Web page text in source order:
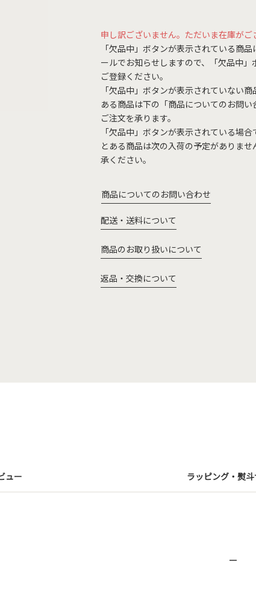
申し訳ございません。ただいま在庫がご
「欠品中」ボタンが表示されている商
ールでお知らせしますので、「欠品中
ご登録ください。
「欠品中」ボタンが表示されていない
ある商品は下の「商品についてのお問い
ご注文を承ります。
「欠品中」ボタンが表示されている場合
とある商品は次の入荷の予定がありま
承ください。
商品についてのお問い合わせ
配送・送料について
商品のお取り扱いについて
返品・交換について
ュー ラッピング・熨